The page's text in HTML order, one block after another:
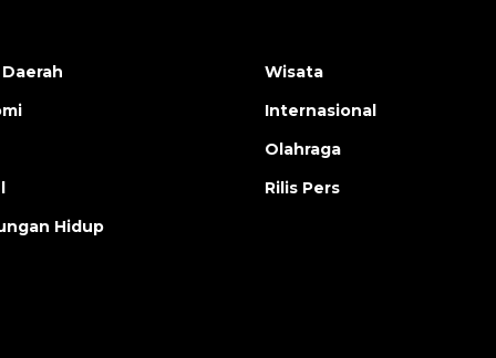
Hidup
Wisata
Internasional
Olahraga
Rilis Pers